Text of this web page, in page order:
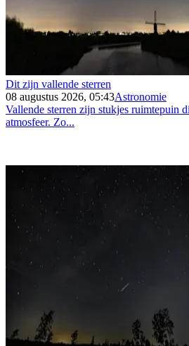
Dit zijn vallende sterren
08 augustus 2026, 05:43Astronomie
Vallende sterren zijn stukjes ruimtepuin
atmosfeer. Zo...